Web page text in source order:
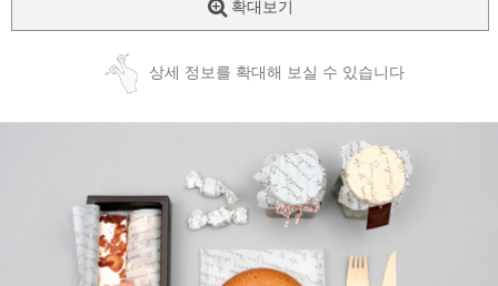
확대보기
상세 정보를 확대해 보실 수 있습니다